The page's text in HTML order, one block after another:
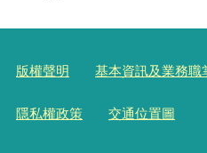
版權聲明 基本資訊及業務職
隱私權政策 交通位置圖